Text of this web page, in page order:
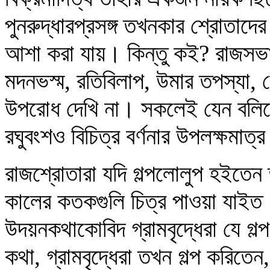
পুনরুদ্ধারপ্রসঙ্গ তখনকার
আশা করা যায়। কিন্তু কই?
মদনভস্ম, রতিবিলাপ, উমার
উপরোধ দেখি না। সকলেই যেন
রঘুবংশও বিচিত্র বর্ণনার
রাজশ্রোতারা যদি গল্পলোলুপ
কালের কতকগুলি চিত্র পাওয়া
উদয়নকথাকোবিদ গ্রামবৃদ্ধেরা যে
কথা, গ্রামবৃদ্ধেরা তখন গল্প